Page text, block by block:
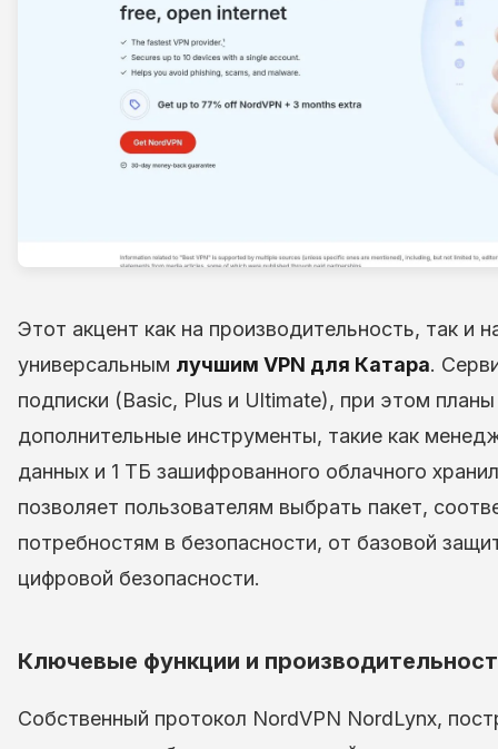
Этот акцент как на производительность, так и
универсальным лучшим VPN для Катара.
подписки (Basic, Plus и Ultimate), при этом
дополнительные инструменты, такие как
данных и 1 ТБ зашифрованного облачного
позволяет пользователям выбрать пакет,
потребностям в безопасности, от базовой
цифровой безопасности.
Ключевые функции и
Собственный протокол NordVPN NordLynx,